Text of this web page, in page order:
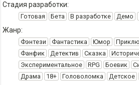
Стадия разработки:
Готовая Бета В разработке Демо
Жанр:
Фэнтези Фантастика Юмор
Фанфик
Детектив Сказка
Экспериментальное
RPG Боевик
Драма
18+ Головоломка Детское